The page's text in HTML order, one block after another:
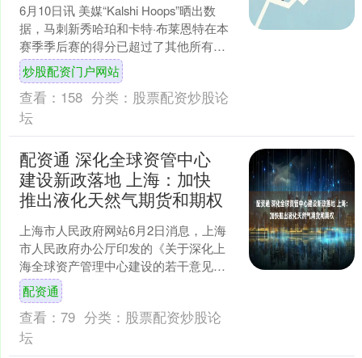
6月10日讯 美媒“Kalshi Hoops”晒出数
据，马刺新秀哈珀和卡特·布莱恩特在本
赛季季后赛的得分已超过了其他所有新
秀之和。 截至发稿炒股配资门户网站，
哈....
炒股配资门户网站
查看： 158 分类： 股票配资炒股论
坛
配资通 深化全球资管中心
建设新政落地 上海：加快
推出液化天然气期货和期权
上海市人民政府网站6月2日消息，上海
市人民政府办公厅印发的《关于深化上
海全球资产管理中心建设的若干意见》
提出，力争到2030年，上海资产管理规
模达55万亿元，全....
配资通
查看： 79 分类： 股票配资炒股论
坛